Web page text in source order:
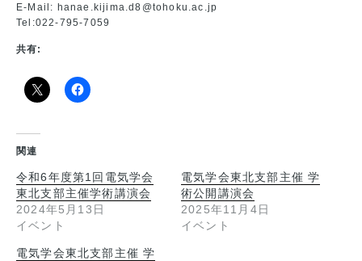
E-Mail: hanae.kijima.d8@tohoku.ac.jp
Tel:022-795-7059
共有:
関連
令和6年度第1回電気学会
東北支部主催学術講演会
2024年5月13日
イベント
電気学会東北支部主催 学
術公開講演会
2025年11月4日
イベント
電気学会東北支部主催 学